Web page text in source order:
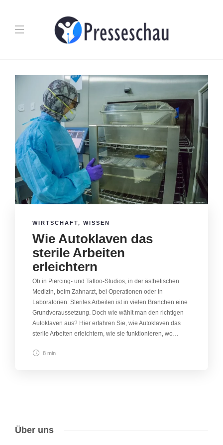
WIRTSCHAFT, WISSEN
Wie Autoklaven das
sterile Arbeiten
erleichtern
Ob in Piercing- und Tattoo-Studios, in der ästhetischen
Medizin, beim Zahnarzt, bei Operationen oder in
Laboratorien: Steriles Arbeiten ist in vielen Branchen eine
Grundvoraussetzung. Doch wie wählt man den richtigen
Autoklaven aus? Hier erfahren Sie, wie Autoklaven das
sterile Arbeiten erleichtern, wie sie funktionieren, wo…
8 min
Über uns